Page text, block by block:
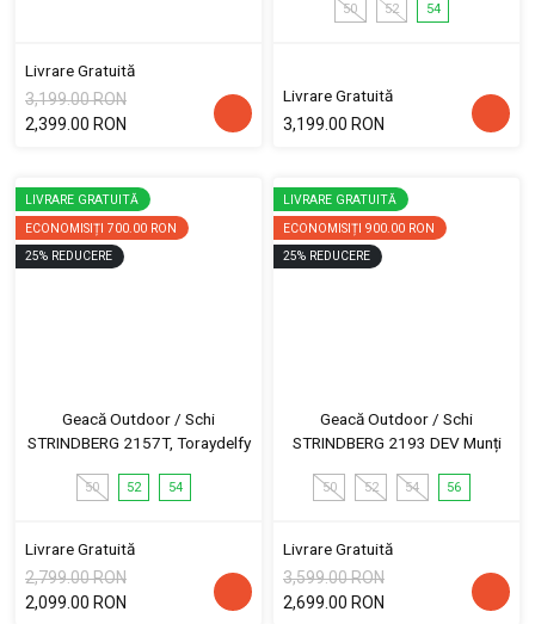
Livrare Gratuită
3,199.00 RON
2,399.00 RON
50 52 54
Livrare Gratuită
3,199.00 RON
LIVRARE GRATUITĂ
ECONOMISIȚI 700.00 RON
25% REDUCERE
Geacă Outdoor / Schi
STRINDBERG 2157T, Toraydelfy
50 52 54
Livrare Gratuită
2,799.00 RON
2,099.00 RON
LIVRARE GRATUITĂ
ECONOMISIȚI 900.00 RON
25% REDUCERE
Geacă Outdoor / Schi
STRINDBERG 2193 DEV Munți
50 52 54 56
Livrare Gratuită
3,599.00 RON
2,699.00 RON